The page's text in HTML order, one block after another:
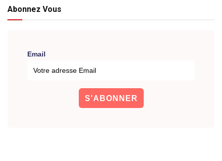
Abonnez Vous
Email